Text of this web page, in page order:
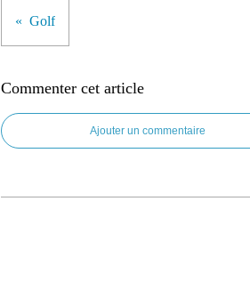
Golf
Commenter cet article
Ajouter un commentaire